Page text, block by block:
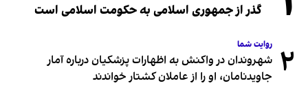
گذر از جمهوری اسلامی به حکومت اسلامی است
۲ روایت شما
شهروندان در واکنش به اظهارات پزشکیان درباره آمار
جاویدنامان، او را از عاملان کشتار خواندند